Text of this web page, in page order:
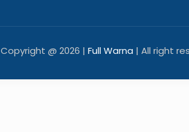
Copyright @ 2026 | Full Warna | All right